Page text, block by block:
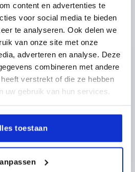
content en advertenties te
voor social media te bieden
te analyseren. Ook delen we
van onze site met onze
adverteren en analyse. Deze
combineren met andere
verstrekt of die ze hebben
uw gebruik van hun services.
toestaan
A=38, H=18, VORM:K MET
ANTRACIETGRIJS
GEPASSIVEERD,
H1=8,5